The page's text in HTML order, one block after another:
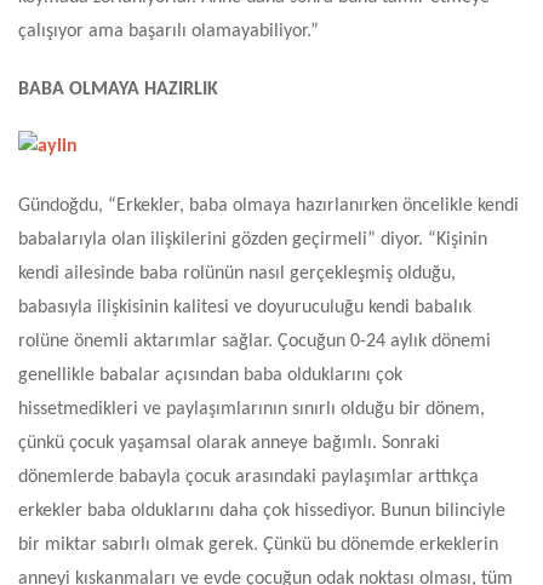
çalışıyor ama başarılı olamayabiliyor.”
BABA OLMAYA HAZIRLIK
Gündoğdu, “Erkekler, baba olmaya hazırlanırken öncelikle kendi
babalarıyla olan ilişkilerini gözden geçirmeli” diyor. “Kişinin
kendi ailesinde baba rolünün nasıl gerçekleşmiş olduğu,
babasıyla ilişkisinin kalitesi ve doyuruculuğu kendi babalık
rolüne önemli aktarımlar sağlar. Çocuğun 0-24 aylık dönemi
genellikle babalar açısından baba olduklarını çok
hissetmedikleri ve paylaşımlarının sınırlı olduğu bir dönem,
çünkü çocuk yaşamsal olarak anneye bağımlı. Sonraki
dönemlerde babayla çocuk arasındaki paylaşımlar arttıkça
erkekler baba olduklarını daha çok hissediyor. Bunun bilinciyle
bir miktar sabırlı olmak gerek. Çünkü bu dönemde erkeklerin
anneyi kıskanmaları ve evde çocuğun odak noktası olması, tüm